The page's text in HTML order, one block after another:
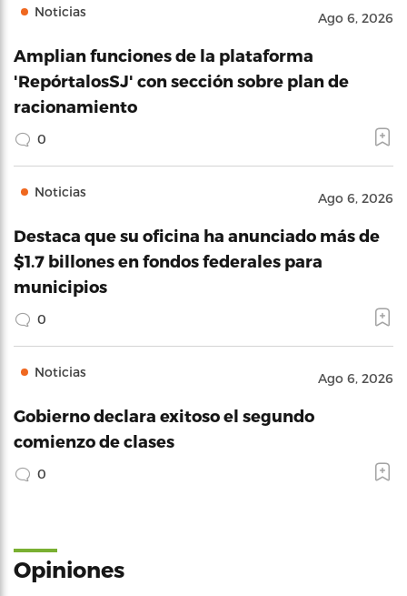
Noticias Ago 6, 2026
Amplian funciones de la plataforma
'RepórtalosSJ' con sección sobre plan de
racionamiento
0
Noticias Ago 6, 2026
Destaca que su oficina ha anunciado más de
$1.7 billones en fondos federales para
municipios
0
Noticias Ago 6, 2026
Gobierno declara exitoso el segundo
comienzo de clases
0
Opiniones